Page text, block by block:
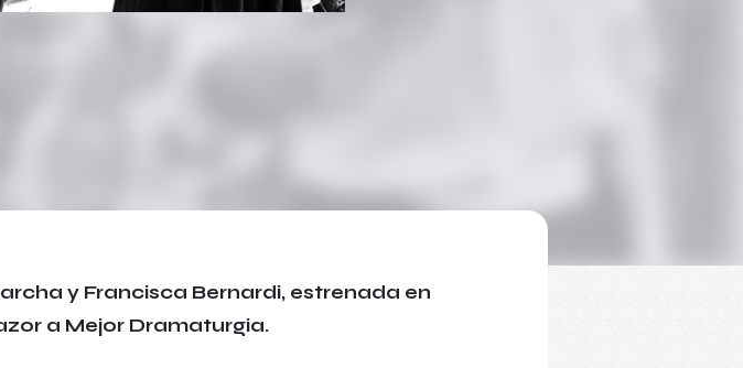
y Francisca Bernardi, estrenada en
a Mejor Dramaturgia.